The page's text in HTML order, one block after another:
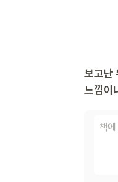
보고난
느낌이